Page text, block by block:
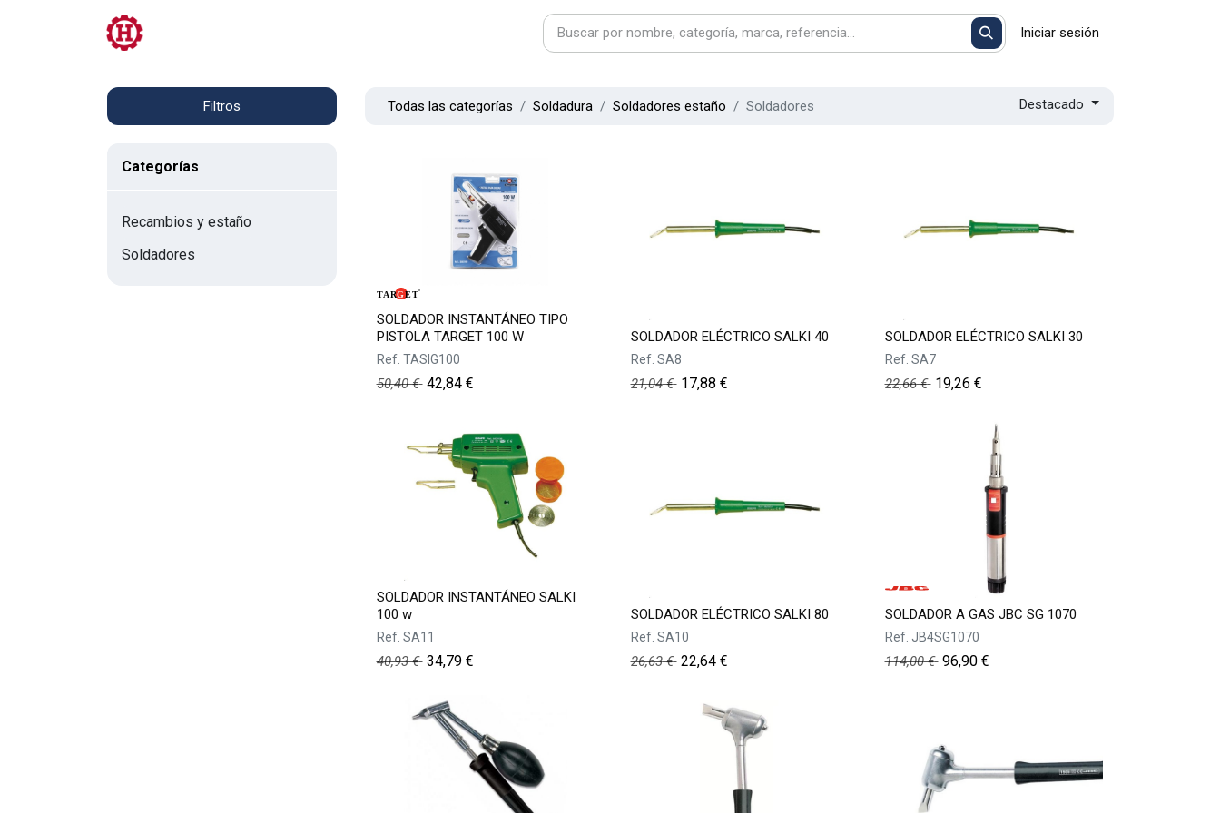
Iniciar sesión
Filtros
Categorías
Recambios y estaño
Soldadores
Todas las categorías Soldadura Soldadores estaño Soldadores Destacado
SOLDADOR INSTANTÁNEO TIPO
PISTOLA TARGET 100 W
Ref. TASIG100
50,40€ 42,84€
SOLDADOR ELÉCTRICO SALKI 40
Ref. SA8
21,04€ 17,88 €
SOLDADOR ELÉCTRICO SALKI 30
Ref. SA7
22,66€ 19,26 €
SOLDADOR INSTANTÁNEO SALKI
100 w
Ref. SA11
40,93€ 34,79€
SOLDADOR ELÉCTRICO SALKI 80
Ref. SA10
26,63€ 22,64€
SOLDADOR A GAS JBC SG 1070
Ref. JB4SG1070
114,00€ 96,90€